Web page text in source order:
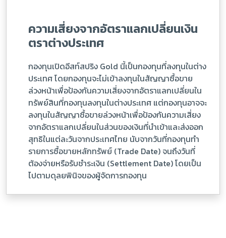
ความเสี่ยงจากอัตราแลกเปลี่ยนเงิน
ตราต่างประเทศ
กองทุนเปิดอีสท์สปริง Gold นี้เป็นกองทุนที่ลงทุนในต่าง
ประเทศ โดยกองทุนจะไม่เข้าลงทุนในสัญญาซื้อขาย
ล่วงหน้าเพื่อป้องกันความเสี่ยงจากอัตราแลกเปลี่ยนใน
ทรัพย์สินที่กองทุนลงทุนในต่างประเทศ แต่กองทุนอาจจะ
ลงทุนในสัญญาซื้อขายล่วงหน้าเพื่อป้องกันความเสี่ยง
จากอัตราแลกเปลี่ยนในส่วนของเงินที่นำเข้าและส่งออก
สุทธิในแต่ละวันจากประเทศไทย นับจากวันที่กองทุนทำ
รายการซื้อขายหลักทรัพย์ (Trade Date) จนถึงวันที่
ต้องจ่ายหรือรับชำระเงิน (Settlement Date) โดยเป็น
ไปตามดุลยพินิจของผู้จัดการกองทุน